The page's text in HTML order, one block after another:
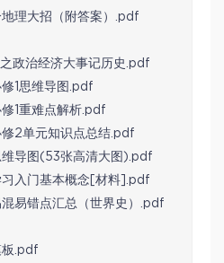
理大招（附答案）.pdf
政治经济大事记历史.pdf
1思维导图.pdf
1重难点解析.pdf
修2单元知识点总结.pdf
维导图(53张高清大图).pdf
习入门基本概念[材料].pdf
易错点汇总（世界史）.pdf
板.pdf